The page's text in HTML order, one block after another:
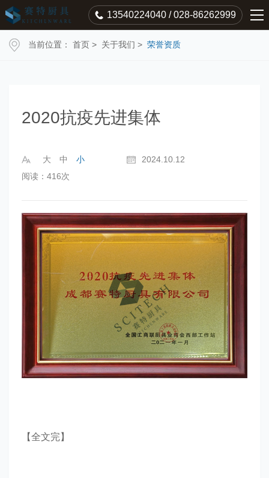
13540224040 / 028-86262999
当前位置： 首页 > 关于我们 > 荣誉资质
2020抗疫先进集体
大 中 小
2024.10.12
阅读：416次
【全文完】